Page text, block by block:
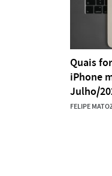
Quais
iPhone
Julho/
FELIPE